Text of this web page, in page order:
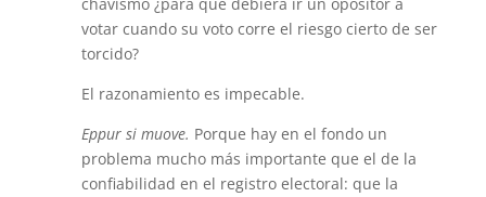
votar cuando su voto corre el riesgo cierto de ser
torcido?
El razonamiento es impecable.
Eppur si muove. Porque hay en el fondo un
problema mucho más importante que el de la
confiabilidad en el registro electoral: que la